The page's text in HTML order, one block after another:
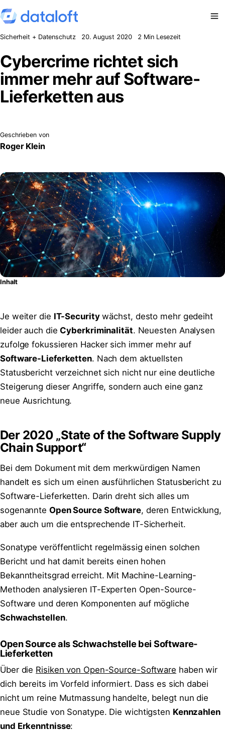
Zum Inhalt springen
Sicherheit + Datenschutz 20. August 2020 2 Min Lesezeit
Cybercrime richtet sich
immer mehr auf Software-
Lieferketten aus
Geschrieben von
Roger Klein
Inhalt
Je weiter die IT-Securitywächst, desto mehr gedeiht
leider auch die Cyberkriminalität. Neuesten Analysen
zufolge fokussieren Hacker sich immer mehr auf
Software-Lieferketten. Nach dem aktuellsten
Statusbericht verzeichnet sich nicht nur eine deutliche
Steigerung dieser Angriffe, sondern auch eine ganz
neue Ausrichtung.
Der 2020 „State of the Software Supply
Chain Support“
Bei dem Dokument mit dem merkwürdigen Namen
handelt es sich um einen ausführlichen Statusbericht zu
Software-Lieferketten. Darin dreht sich alles um
sogenannte Open Source Software, deren Entwicklung,
aber auch um die entsprechende IT-Sicherheit.
Sonatype veröffentlicht regelmässig einen solchen
Bericht und hat damit bereits einen hohen
Bekanntheitsgrad erreicht. Mit Machine-Learning-
Methoden analysieren IT-Experten Open-Source-
Software und deren Komponenten auf mögliche
Schwachstellen.
Open Source als Schwachstelle bei Software-
Lieferketten
Über die Risiken von Open-Source-Software haben wir
dich bereits im Vorfeld informiert. Dass es sich dabei
nicht um reine Mutmassung handelte, belegt nun die
neue Studie von Sonatype. Die wichtigsten Kennzahlen
und Erkenntnisse: